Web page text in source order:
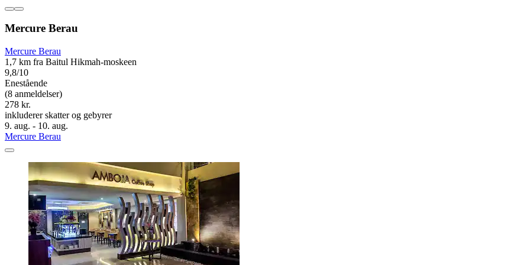
Mercure Berau
Mercure Berau
1,7 km fra Baitul Hikmah-moskeen
9,8/10
Enestående
(8 anmeldelser)
278 kr.
inkluderer skatter og gebyrer
9. aug. - 10. aug.
Mercure Berau